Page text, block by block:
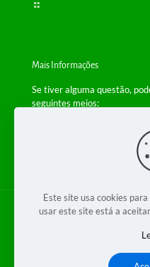
Mais Informações
Se tiver alguma questão,
seguintes meios:
Telefone: +(351) 229 554
(Chamada para a rede fixa
info@bioplantas.com
© 2018 Bioplantas 2 -
Este site usa cookies
usar este site está a